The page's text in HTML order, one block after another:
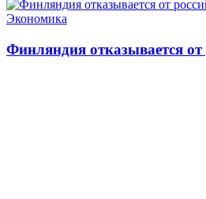
Экономика
Финляндия отказывается от